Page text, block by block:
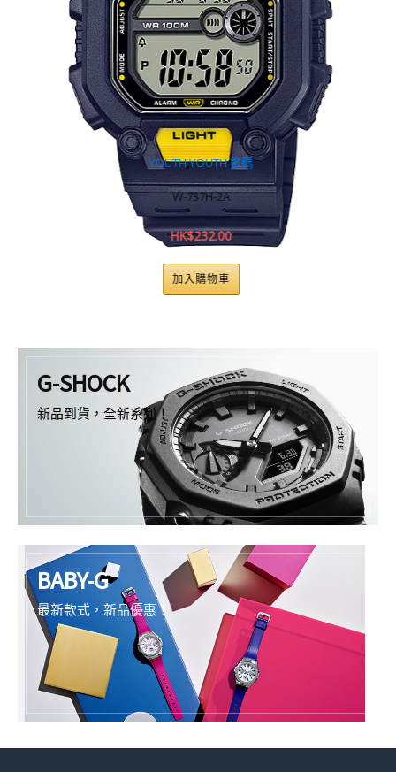
YOUTH,YOUTH 數碼
W-737H-2A
232.00
加入購物車
G-SHOCK
新品到貨，全新系列！
BABY-G
最新款式，新品優惠！